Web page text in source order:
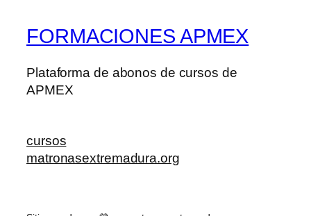
FORMACIONES APMEX
Plataforma de abonos de cursos de
APMEX
cursos
matronasextremadura.org